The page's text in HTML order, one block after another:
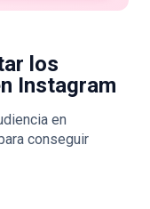
los
Instagram
en
conseguir